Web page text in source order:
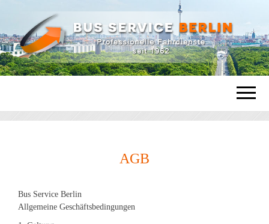
BUS
Busservice und Limousinen, Chauffeure,
Vipservice und Städtereisen.
AGB
Bus Service Berlin
Allgemeine Geschäftsbedingungen